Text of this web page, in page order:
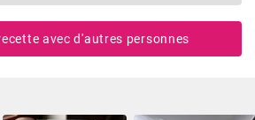
avec d'autres personnes